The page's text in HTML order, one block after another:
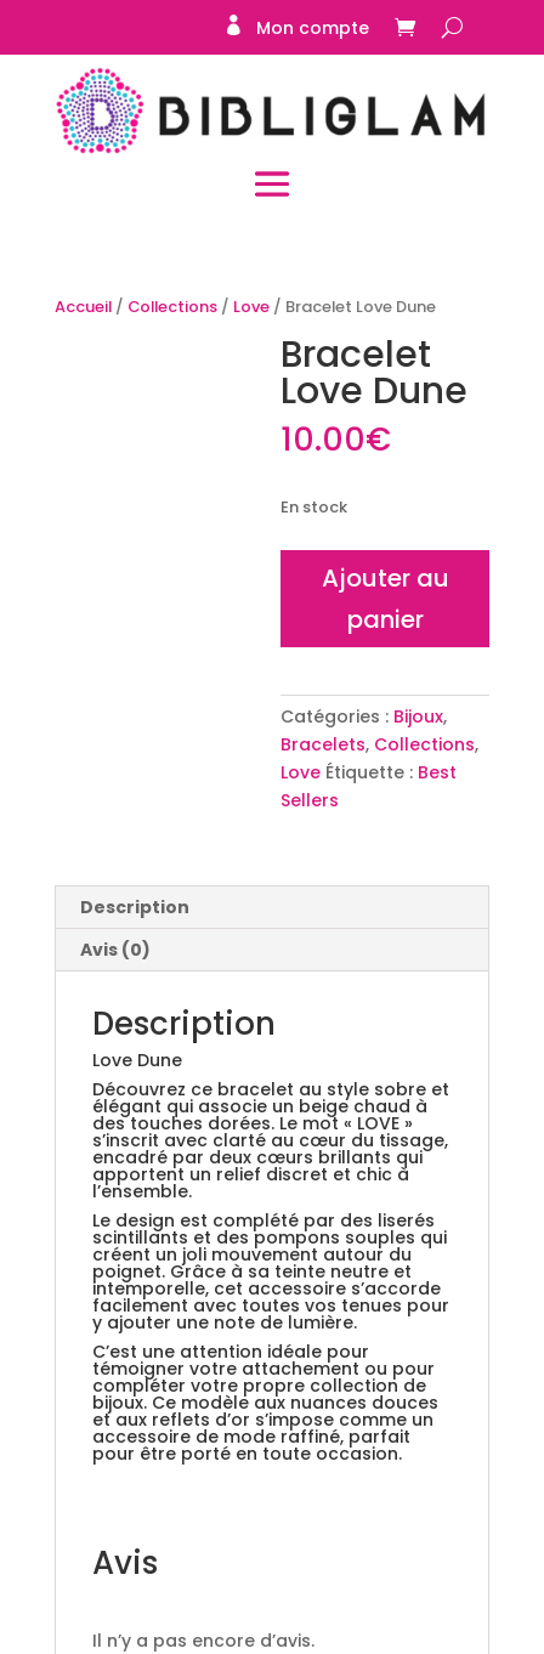
Mon compte
Accueil/ Collections/ Love/ Bracelet Love Dune
Bracelet
Love Dune
10.00€
En stock
quantité
Bracelet
Love
Ajouter au
panier
Catégories : Bijoux,
Bracelets, Collections,
Love Étiquette : Best
Sellers
Description
Avis (0)
Description
Love Dune
Découvrez ce bracelet au style sobre et
élégant qui associe un beige chaud à
des touches dorées. Le mot « LOVE »
s’inscrit avec clarté au cœur du tissage,
encadré par deux cœurs brillants qui
apportent un relief discret et chic à
l’ensemble.
Le design est complété par des liserés
scintillants et des pompons souples qui
créent un joli mouvement autour du
poignet. Grâce à sa teinte neutre et
intemporelle, cet accessoire s’accorde
facilement avec toutes vos tenues pour
y ajouter une note de lumière.
C’est une attention idéale pour
témoigner votre attachement ou pour
compléter votre propre collection de
bijoux. Ce modèle aux nuances douces
et aux reflets d’or s’impose comme un
accessoire de mode raffiné, parfait
pour être porté en toute occasion.
Avis
Il n’y a pas encore d’avis.